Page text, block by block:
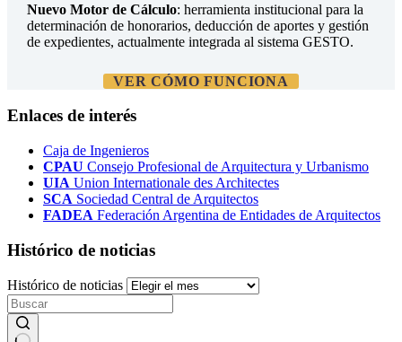
Nuevo Motor de Cálculo: herramienta institucional para la
determinación de honorarios, deducción de aportes y gestión
de expedientes, actualmente integrada al sistema GESTO.
VER CÓMO FUNCIONA
Enlaces de interés
Caja de Ingenieros
CPAU Consejo Profesional de Arquitectura y Urbanismo
UIA Union Internationale des Architectes
SCA Sociedad Central de Arquitectos
FADEA Federación Argentina de Entidades de Arquitectos
Histórico de noticias
Histórico de noticias